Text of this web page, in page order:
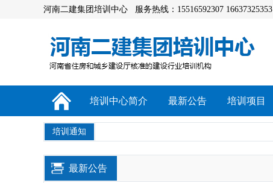
河南二建集团培训中心 服务热线：15516592307 16637325353
培训中心简介 最新公告 培训项目
培训通知
最新公告